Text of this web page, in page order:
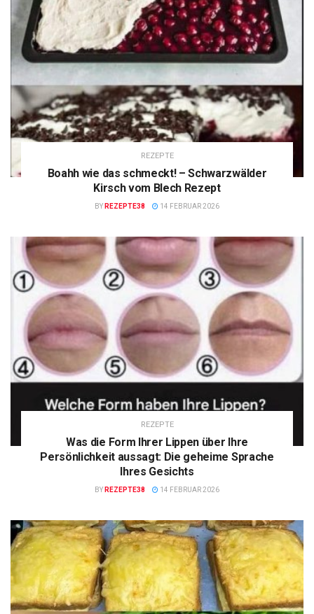
REZEPTE
Boahh wie das schmeckt! – Schwarzwälder
Kirsch vom Blech Rezept
BY REZEPTE38 14 FEBRUAR 2026
REZEPTE
Was die Form Ihrer Lippen über Ihre
Persönlichkeit aussagt: Die geheime Sprache
Ihres Gesichts
BY REZEPTE38 14 FEBRUAR 2026